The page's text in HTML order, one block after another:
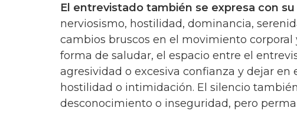
El entrevistado también se expresa con su
nerviosismo, hostilidad, dominancia,
cambios bruscos en el movimiento
forma de saludar, el espacio entre el
agresividad o excesiva confianza y dejar
hostilidad o intimidación. El silencio
desconocimiento o inseguridad, pero